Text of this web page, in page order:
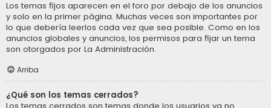
Los temas fijos aparecen en el foro por debajo de los anuncios
y solo en la primer página. Muchas veces son importantes por
lo que debería leerlos cada vez que sea posible. Como en los
anuncios globales y anuncios, los permisos para fijar un tema
son otorgados por La Administración.
Arriba
¿Qué son los temas cerrados?